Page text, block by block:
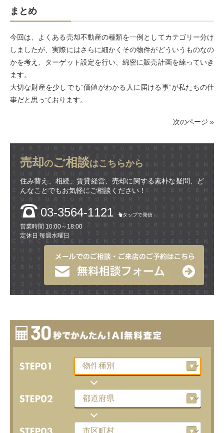
まとめ
今回は、よくある売却不動産の種類を一例としてカテゴリー分け
しましたが、実際にはさらに細かくその物件がどういうものなの
かを考え、ターゲット設定を行い、綿密に販売計画を練っていき
ます。
大切な財産を少しでも“価値がわかる人に届ける事”が私たちの仕
事だと思っております。
次のページ »
売却のご相談はこちらから
住み替え、相続、賃貸経営、売却に関する素朴な疑問、ど
んなことでもお気軽にご相談ください！
03-3564-1121 タップで発信
営業時間 10:00～18:00
定休日 毎週水曜日